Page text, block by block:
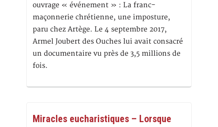
ouvrage « événement » : La franc-
maçonnerie chrétienne, une imposture,
paru chez Artège. Le 4 septembre 2017,
Armel Joubert des Ouches lui avait consacré
un documentaire vu près de 3,5 millions de
fois.
Miracles eucharistiques – Lorsque